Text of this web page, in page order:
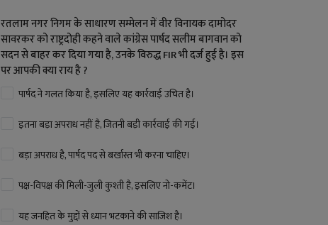
रतलाम नगर निगम के साधारण सम्मेलन में वीर विनायक दामोदर
सावरकर को राष्ट्रदोही कहने वाले कांग्रेस पार्षद सलीम बागवान को
सदन से बाहर कर दिया गया है, उनके विरुद्ध FIR भी दर्ज हुई है। इस
पर आपकी क्या राय है ?
पार्षद ने गलत किया है, इसलिए यह कार्रवाई उचित है।
इतना बड़ा अपराध नहीं है, जितनी बड़ी कार्रवाई की गई।
बड़ा अपराध है, पार्षद पद से बर्खास्त भी करना चाहिए।
पक्ष-विपक्ष की मिली-जुली कुश्ती है, इसलिए नो-कमेंट।
यह जनहित के मुद्दों से ध्यान भटकाने की साजिश है।